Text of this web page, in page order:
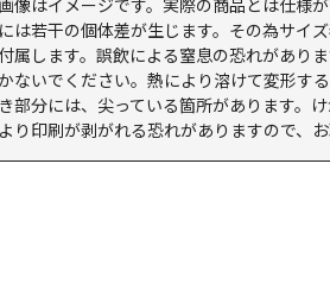
像はイメージです。実際の商品とは仕様が
は若干の個体差が生じます。その為サイ
属します。誤飲による窒息の恐れがあり
ないでください。熱により溶けて変形する
部分には、尖っている箇所があります。
り印刷が剥がれる恐れがありますので、